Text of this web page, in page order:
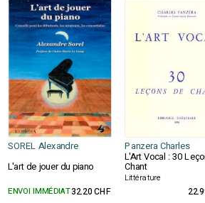
SOREL Alexandre Panzera Charles
L'art de jouer du piano
L'Art Vocal : 30
Chant
Littérature
ENVOI IMMÉDIAT32.20 CHF